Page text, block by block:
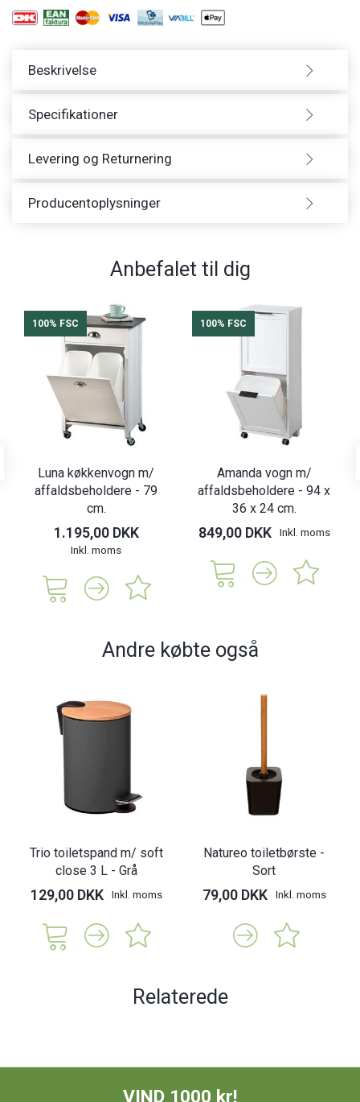
Beskrivelse
Specifikationer
Levering og Returnering
Producentoplysninger
Anbefalet til dig
100% FSC
Luna køkkenvogn m/
affaldsbeholdere - 79
cm.
1.195,00 DKK
Inkl. moms
100% FSC
Amanda vogn m/
affaldsbeholdere - 94 x
36 x 24 cm.
849,00 DKK Inkl. moms
Andre købte også
Trio toiletspand m/ soft
close 3 L - Grå
129,00 DKK Inkl. moms
Natureo toiletbørste -
Sort
79,00 DKK Inkl. moms
Relaterede
VIND 1000 kr!